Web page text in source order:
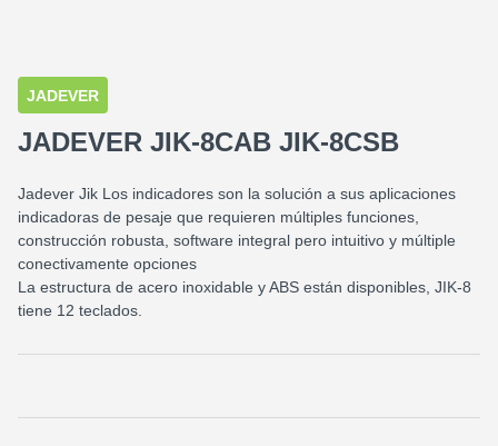
JADEVER
JADEVER JIK-8CAB JIK-8CSB
Jadever Jik Los indicadores son la solución a sus aplicaciones
indicadoras de pesaje que requieren múltiples funciones,
construcción robusta, software integral pero intuitivo y múltiple
conectivamente opciones
La estructura de acero inoxidable y ABS están disponibles, JIK-8
tiene 12 teclados.